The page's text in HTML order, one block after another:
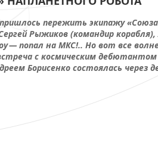
пережить экипажу
Рыжиков (командир
— попал на МКС!.. Но вот все
с космическим
Борисенко состоялась через